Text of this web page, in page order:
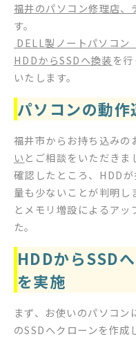
福井のパソコン修理店、
す。
DELL製ノートパソコン
HDDからSSDへ換装を
いたします。
パソコンの動
福井市からお持ち込みの
い とご相談をいただきま
確認したところ、HDD
量も少ないことが判明し
とメモリ増設によるア
た。
HDDからSSD
を実施
まず、お使いのパソコ
のSSDへクローンを作成